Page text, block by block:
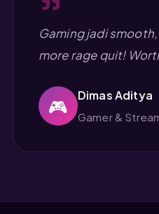
"
Gaming jadi
more rage quit!
🎮 Dimas Aditya
Gamer &